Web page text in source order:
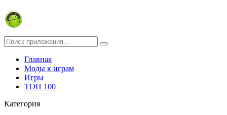
Главная
Моды к играм
Игры
ТОП 100
Категория